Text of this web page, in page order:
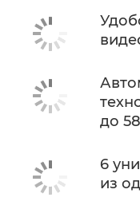
до
6
из